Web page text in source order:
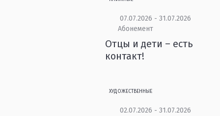
07.07.2026 - 31.07.2026
Абонемент
Отцы и дети – есть
контакт!
ХУДОЖЕСТВЕННЫЕ
02.07.2026 - 31.07.2026